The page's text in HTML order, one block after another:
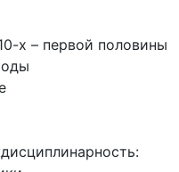
х – первой половины